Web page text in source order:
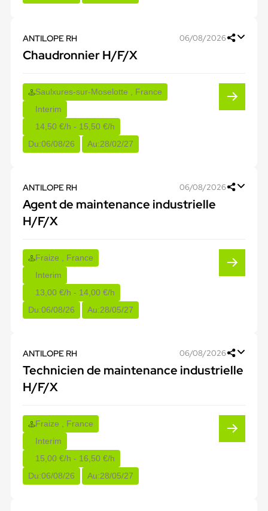
ANTILOPE RH 06/08/2026
Chaudronnier H/F/X
Saulxures-sur-Moselotte , France
Interim
14,50 €/h - 15,50 €/h
Du:06/08/26 Au:28/02/27
ANTILOPE RH 06/08/2026
Agent de maintenance industrielle
H/F/X
Fraize , France
Interim
13,00 €/h - 14,00 €/h
Du:06/08/26 Au:28/05/27
ANTILOPE RH 06/08/2026
Technicien de maintenance industrielle
H/F/X
Fraize , France
Interim
15,00 €/h - 16,50 €/h
Du:06/08/26 Au:28/05/27